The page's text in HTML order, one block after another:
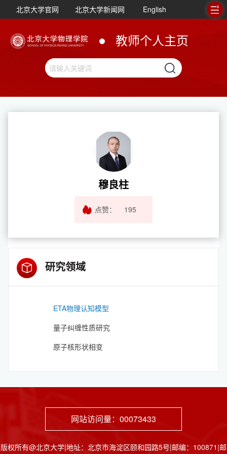
北京大学官网 北京大学新闻网 English
教师个人主页
穆良柱
点赞： 195
研究领域
ETA物理认知模型
量子纠缠性质研究
原子核形状相变
网站访问量： 00073433
版权所有@北京大学|地址：北京市海淀区颐和园路5号|邮编：100871|邮